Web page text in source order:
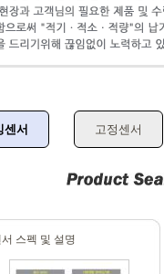
센서 고정센서
스펙 및 설명